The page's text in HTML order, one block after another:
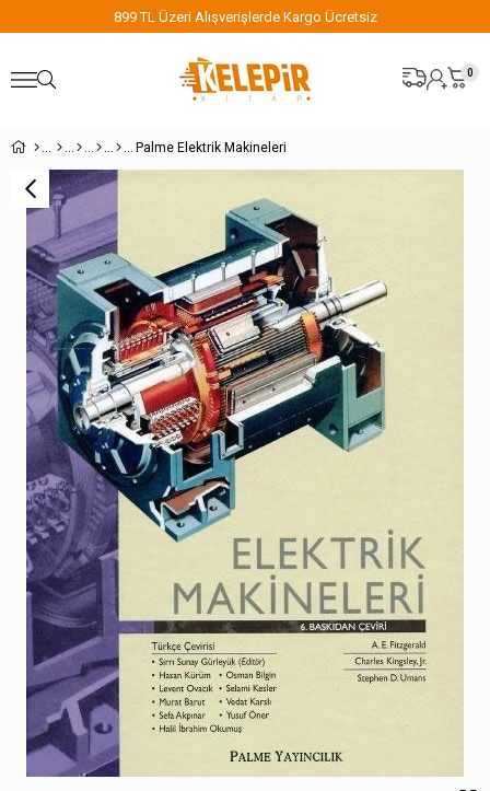
899 TL Üzeri Alışverişlerde Kargo Ücretsiz
0
Palme Elektrik Makineleri